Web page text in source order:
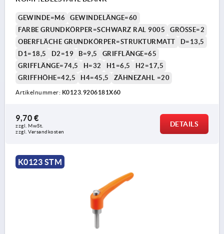
GEWINDE=M6
GEWINDELÄNGE=60
FARBE GRUNDKÖRPER=SCHWARZ RAL 9005
GRÖSSE=2
OBERFLÄCHE GRUNDKÖRPER=STRUKTURMATT
D=13,5
D1=18,5
D2=19 B=9,5
GRIFFLÄNGE=65
GRIFFLÄNGE=74,5
H=32 H1=6,5
H2=17,5
GRIFFHÖHE=42,5
H4=45,5 ZÄHNEZAHL =20
Artikelnummer: K0123.9206181X60
9,70 €
zzgl. MwSt.
zzgl. Versandkosten
DETAILS
K0123 STM